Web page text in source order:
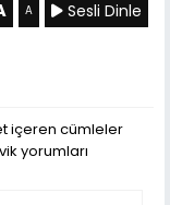
A Sesli Dinle
içeren cümleler
yorumları